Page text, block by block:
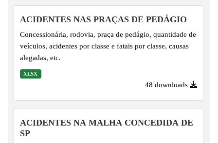
ACIDENTES NAS PRAÇAS DE PEDÁGIO
Concessionária, rodovia, praça de pedágio, quantidade de
veículos, acidentes por classe e fatais por classe, causas
alegadas, etc.
XLSX
48 downloads
ACIDENTES NA MALHA CONCEDIDA DE
SP